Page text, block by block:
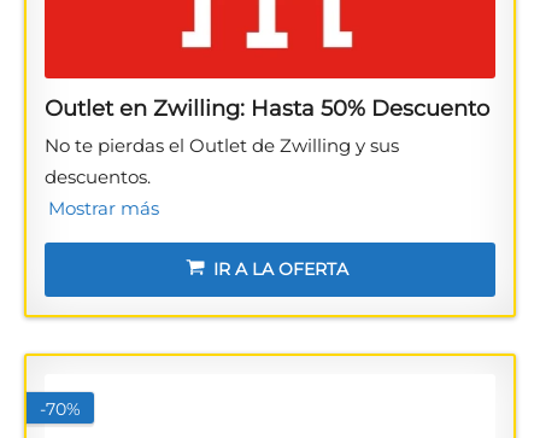
Outlet en Zwilling: Hasta 50% Descuento
No te pierdas el Outlet de Zwilling y sus
descuentos.
Mostrar más
IR A LA OFERTA
-70%